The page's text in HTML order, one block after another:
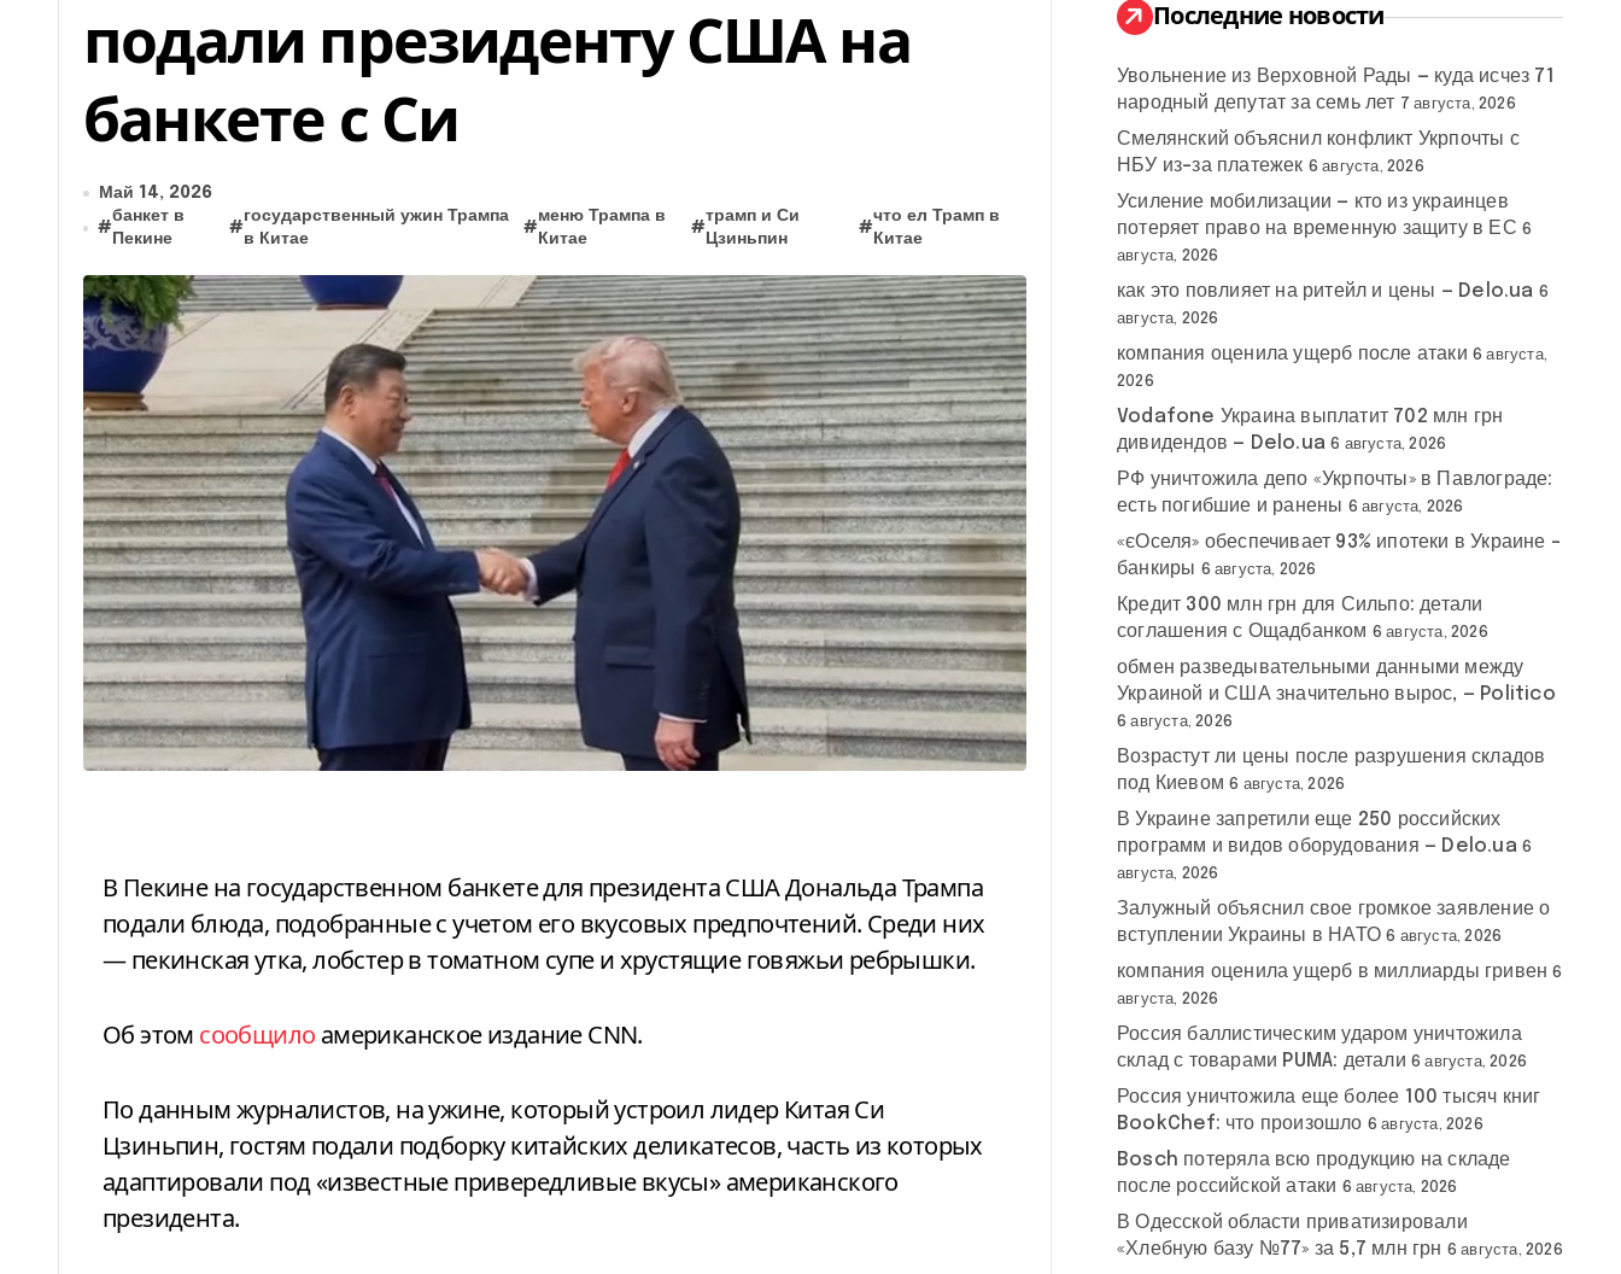
подали президенту США на
банкете с Си
Май 14, 2026
#
банкет в
Пекине
#
государственный ужин Трампа
в Китае
#
меню Трампа в
Китае
#
трамп и Си
Цзиньпин
#
что ел Трамп в
Китае
В Пекине на государственном банкете для президента США Дональда Трампа
подали блюда, подобранные с учетом его вкусовых предпочтений. Среди них
— пекинская утка, лобстер в томатном супе и хрустящие говяжьи ребрышки.
Об этом сообщило американское издание CNN.
По данным журналистов, на ужине, который устроил лидер Китая Си
Цзиньпин, гостям подали подборку китайских деликатесов, часть из которых
адаптировали под «известные привередливые вкусы» американского
президента.
:
Последние новости
Увольнение из Верховной Рады — куда исчез 71
народный депутат за семь лет 7 августа, 2026
Смелянский объяснил конфликт Укрпочты с
НБУ из-за платежек 6 августа, 2026
Усиление мобилизации — кто из украинцев
потеряет право на временную защиту в ЕС 6
августа, 2026
как это повлияет на ритейл и цены — Delo.ua 6
августа, 2026
компания оценила ущерб после атаки 6 августа,
2026
Vodafone Украина выплатит 702 млн грн
дивидендов — Delo.ua 6 августа, 2026
РФ уничтожила депо «Укрпочты» в Павлограде:
есть погибшие и ранены 6 августа, 2026
«єОселя» обеспечивает 93% ипотеки в Украине –
банкиры 6 августа, 2026
Кредит 300 млн грн для Сильпо: детали
соглашения с Ощадбанком 6 августа, 2026
обмен разведывательными данными между
Украиной и США значительно вырос, — Politico
6 августа, 2026
Возрастут ли цены после разрушения складов
под Киевом 6 августа, 2026
В Украине запретили еще 250 российских
программ и видов оборудования — Delo.ua 6
августа, 2026
Залужный объяснил свое громкое заявление о
вступлении Украины в НАТО 6 августа, 2026
компания оценила ущерб в миллиарды гривен 6
августа, 2026
Россия баллистическим ударом уничтожила
склад с товарами PUMA: детали 6 августа, 2026
Россия уничтожила еще более 100 тысяч книг
BookChef: что произошло 6 августа, 2026
Bosch потеряла всю продукцию на складе
после российской атаки 6 августа, 2026
В Одесской области приватизировали
«Хлебную базу №77» за 5,7 млн грн 6 августа, 2026